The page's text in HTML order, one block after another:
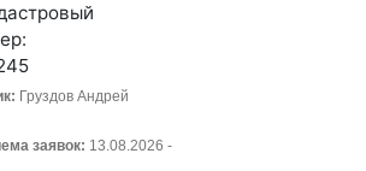
Груздов Андрей
заявок: 13.08.2026 -